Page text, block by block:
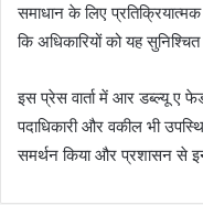
समाधान के लिए प्रतिक्रियात्मक
कि अधिकारियों को यह
इस प्रेस वार्ता में आर डब्ल्यू
पदाधिकारी और वकील भी
समर्थन किया और प्रशासन से